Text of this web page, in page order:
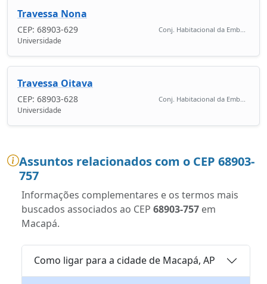
Travessa Nona
CEP: 68903-629 Conj. Habitacional da Emb...
Universidade
Travessa Oitava
CEP: 68903-628 Conj. Habitacional da Emb...
Universidade
Assuntos relacionados com o CEP 68903-
757
Informações complementares e os termos mais
buscados associados ao CEP 68903-757 em
Macapá.
Como ligar para a cidade de Macapá, AP